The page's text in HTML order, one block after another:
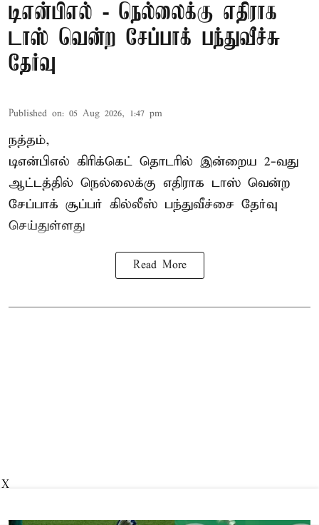
டிஎன்பிஎல் - நெல்லைக்கு எதிராக
டாஸ் வென்ற சேப்பாக் பந்துவீச்சு
தேர்வு
Published on: 05 Aug 2026, 1:47 pm
நத்தம்,
டிஎன்பிஎல் கிரிக்கெட் தொடரில் இன்றைய 2-வது
ஆட்டத்தில் நெல்லைக்கு எதிராக டாஸ் வென்ற
சேப்பாக் சூப்பர் கில்லீஸ் பந்துவீச்சை தேர்வு
செய்துள்ளது
Read More
X